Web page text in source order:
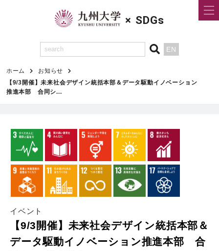
× SDGs
EN
ホーム
お知らせ
【9/3開催】未来社会デザイン統括本部＆データ駆動イノベーション
推進本部 合同シ...
イベント
【9/3開催】未来社会デザイン統括本部＆
データ駆動イノベーション推進本部 合